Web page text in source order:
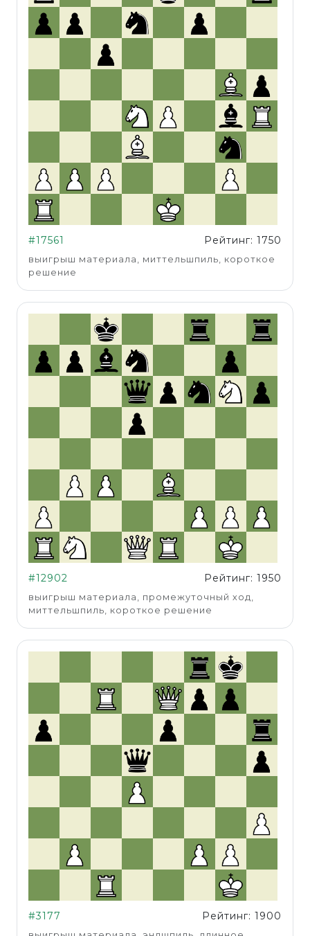
#17561 Рейтинг: 1750
выигрыш материала, миттельшпиль, короткое
решение
#12902 Рейтинг: 1950
выигрыш материала, промежуточный ход,
миттельшпиль, короткое решение
#3177 Рейтинг: 1900